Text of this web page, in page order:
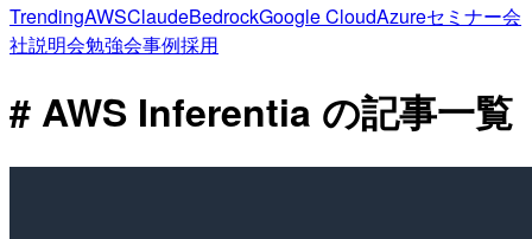
TrendingAWSClaudeBedrockGoogle CloudAzureセミナー会
社説明会勉強会事例採用
# AWS Inferentia の記事一覧